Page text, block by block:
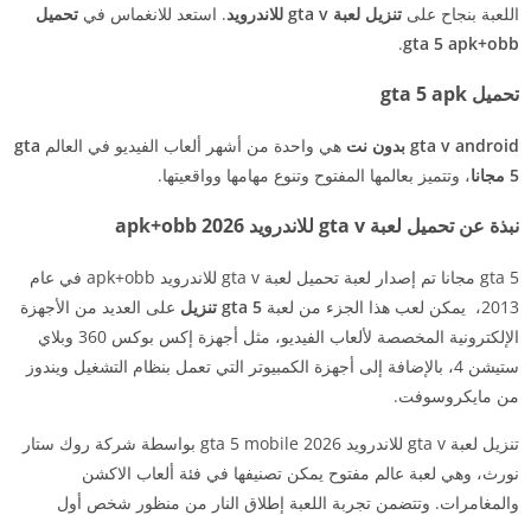
اللعبة بنجاح على تنزيل لعبة gta v للاندرويد . استعد للانغماس في تحميل
gta 5 apk+obb
.
تحميل gta 5 apk
gta v android بدون نت هي واحدة من أشهر ألعاب الفيديو في العالم gta
5 مجانا
، وتتميز بعالمها المفتوح وتنوع مهامها وواقعيتها.
نبذة عن تحميل لعبة gta v للاندرويد 2026 apk+obb
gta 5 مجانا تم إصدار لعبة تحميل لعبة gta v للاندرويد apk+obb في عام
2013، يمكن لعب هذا الجزء من لعبة
gta 5 تنزيل
على العديد من الأجهزة
الإلكترونية المخصصة لألعاب الفيديو، مثل أجهزة إكس بوكس 360 وبلاي
ستيشن 4، بالإضافة إلى أجهزة الكمبيوتر التي تعمل بنظام التشغيل ويندوز
من مايكروسوفت.
تنزيل لعبة gta v للاندرويد 2026 gta 5 mobile بواسطة شركة روك ستار
نورث، وهي لعبة عالم مفتوح يمكن تصنيفها في فئة ألعاب الاكشن
والمغامرات. وتتضمن تجربة اللعبة إطلاق النار من منظور شخص أول